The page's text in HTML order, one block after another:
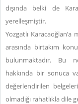
dışında belki de
yerelleşmiştir.
Yozgatlı
arasında birtakım
bulunmaktadır. Bu
hakkında bir sonuca
değerlendirilen
olmadığı rahatlıkla dile